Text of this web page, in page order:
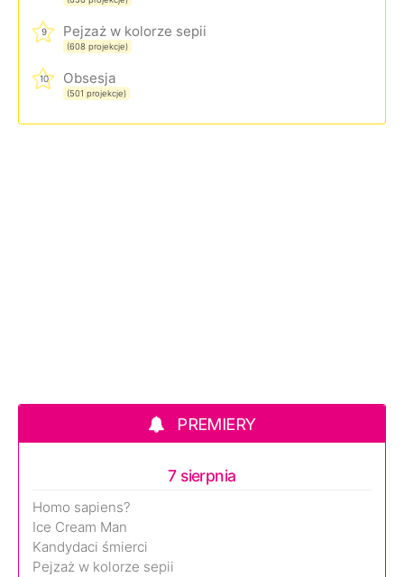
9 Pejzaż w kolorze sepii
(608 projekcje)
10 Obsesja
(501 projekcje)
PREMIERY
7 sierpnia
Homo sapiens?
Ice Cream Man
Kandydaci śmierci
Pejzaż w kolorze sepii